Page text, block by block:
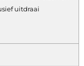
uitdraai